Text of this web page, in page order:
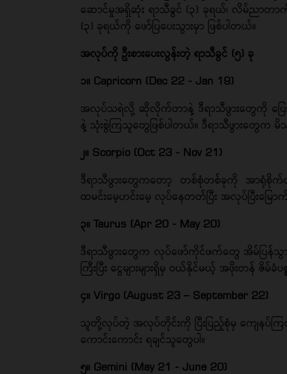
ဆောင်မှုအရှိဆုံး ရာသီခွင် (၃) ခုရယ်၊ လိမ်ညာတာ
(၃) ခုရယ်ကို ဖော်ပြပေးသွားမှာ ဖြစ်ပါတယ်။
အလုပ်ကို ဦးစားပေးလွန်းတဲ့ ရာသီခွင် (၅) ခု
၁။ Capricorn (Dec 22 - Jan 19)
အလုပ်သရဲလို့ ဆိုလိုက်တာနဲ့ ဒီရာသီဖွားတွေကို ပြေ
နဲ့ သုံးစွဲကြသူတွေဖြစ်ပါတယ်။ ဒီရာသီဖွားတွေက
၂။ Scorpio (Oct 23 - Nov 21)
ဒီရာသီဖွားတွေကတော့ တစ်စုံတစ်ခုကို အာရုံစိုက်
ထမင်းမေ့ဟင်းမေ့ လုပ်နေတတ်ပြီး အလုပ်ပြီးမြ
၃။ Taurus (Apr 20 - May 20)
ဒီရာသီဖွားတွေက လုပ်ဖော်ကိုင်ဖက်တွေ အိမ်ပြန်သွ
ကြီးပြီး ငွေများများရှိမှ ဝယ်နိုင်မယ့် အဖိုးတန်
၄။ Virgo (August 23 – September 22)
သူတို့လုပ်တဲ့ အလုပ်တိုင်းကို ပြီးပြည့်စုံမှ ကျေနပ်
ကောင်းကောင်း ရချင်သူတွေပါ။
၅။ Gemini (May 21 - June 20)